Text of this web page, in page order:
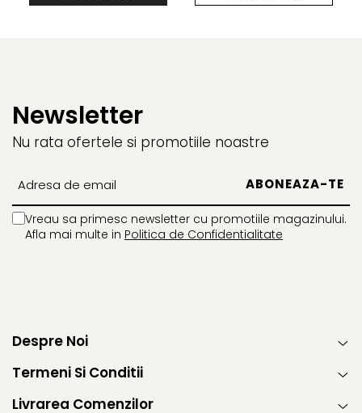
Newsletter
Nu rata ofertele si promotiile noastre
Vreau sa primesc newsletter cu promotiile magazinului.
Afla mai multe in Politica de Confidentialitate
Despre Noi
Termeni Si Conditii
Livrarea Comenzilor